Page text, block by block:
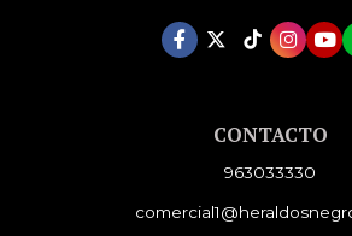
CONTACTO
963033330